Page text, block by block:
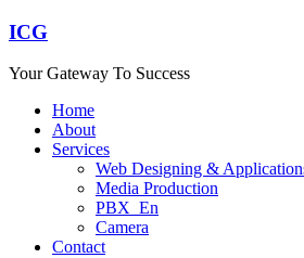
ICG
Your Gateway To Success
Home
About
Services
Web Designing &
Media Production
PBX_En
Camera
Contact